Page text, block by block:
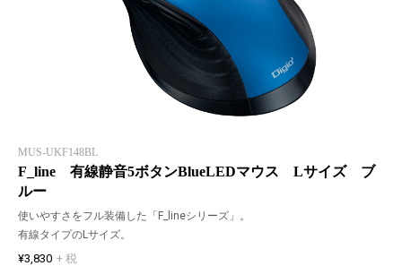
MUS-UKF148BL
F_line 有線静音5ボタンBlueLEDマウス Lサイズ ブ
ルー
使いやすさをフル装備した「F_lineシリーズ」。
有線タイプのLサイズ。
¥3,830 + 税